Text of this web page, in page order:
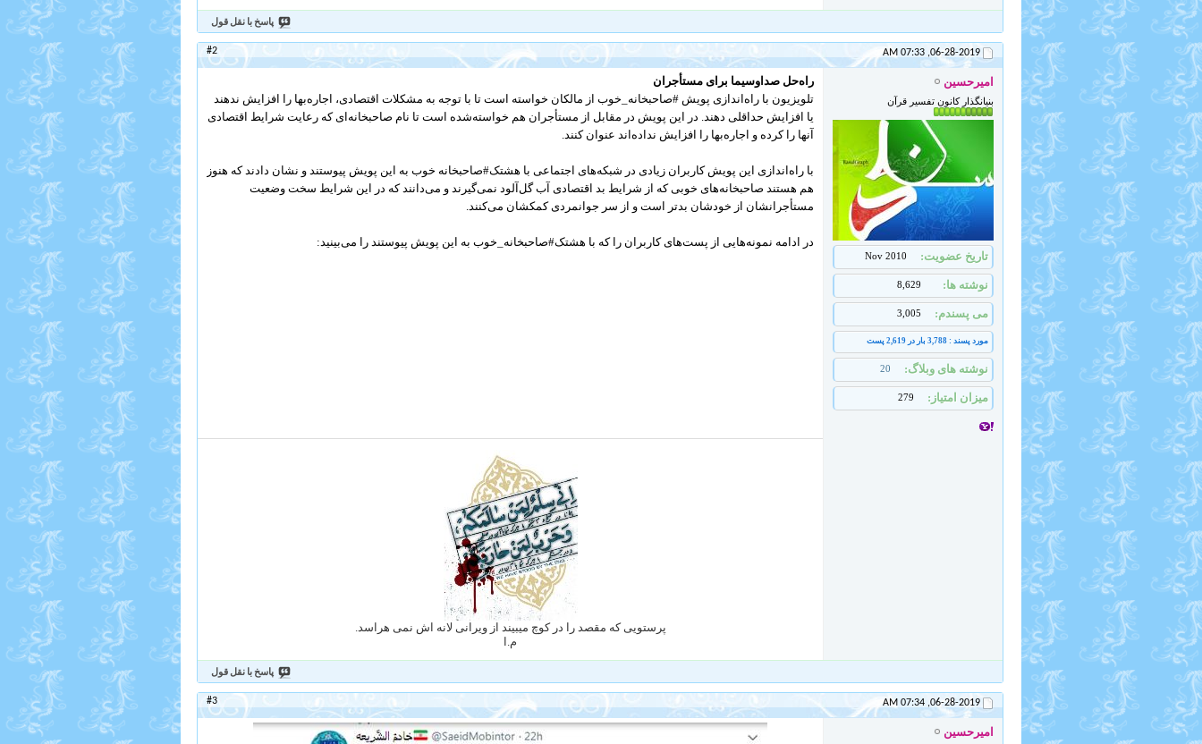
پاسخ با نقل قول
06-28-2019,
07:33 AM
#2
امیرحسین
بنیانگذار کانون تفسیر قرآن
تاریخ عضویت Nov 2010
نوشته ها 8,629
می پسندم 3,005
مورد پسند : 3,788 بار در 2,619 پست
نوشته های وبلاگ 20
میزان امتیاز 279
راه‌حل صداوسیما برای مستأجران
تلویزیون با راه‌اندازی پویش #صاحبخانه_خوب از مالکان خواسته است تا با توجه به مشکلات اقتصادی، اجاره‌بها را افزایش ندهند
یا افزایش حداقلی دهند. در این پویش در مقابل از مستأجران هم خواسته‌شده است تا نام صاحبخانه‌ای که رعایت شرایط اقتصادی
آنها را کرده و اجاره‌بها را افزایش نداده‌اند عنوان کنند.
با راه‌اندازی این پویش کاربران زیادی در شبکه‌های اجتماعی با هشتک#صاحبخانه خوب به این پویش پیوستند و نشان دادند که هنوز
هم هستند صاحبخانه‌های خوبی که از شرایط بد اقتصادی آب گل‌آلود نمی‌گیرند و می‌دانند که در این شرایط سخت وضعیت
مستأجرانشان از خودشان بدتر است و از سر جوانمردی کمکشان می‌کنند.
در ادامه نمونه‌هایی از پست‌های کاربران را که با هشتک#صاحبخانه_خوب به این پویش پیوستند را می‌بینید:
پرستویی که مقصد را در کوچ میبیند از ویرانی لانه اش نمی هراسد.
م.ا
پاسخ با نقل قول
06-28-2019,
07:34 AM
#3
امیرحسین